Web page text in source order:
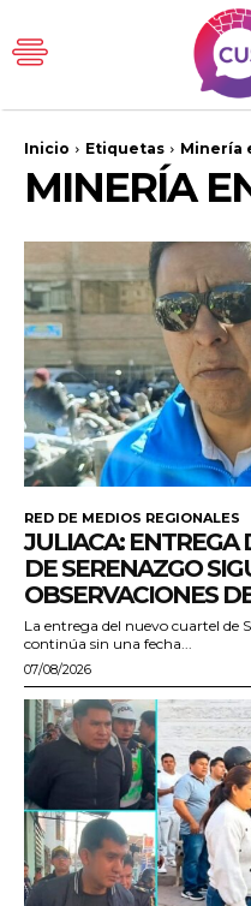
Inicio Etiquetas Minería
MINERÍA
RED DE MEDIOS REGIONALES
JULIACA: ENTREGA
DE SERENAZGO
OBSERVACIONES
La entrega del nuevo cuartel de
continúa sin una fecha...
07/08/2026